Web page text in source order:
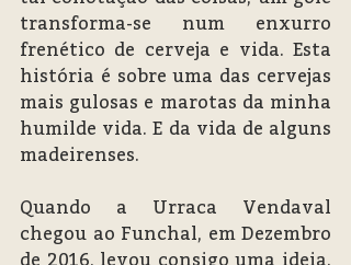
transforma-se num enxurro
frenético de cerveja e vida. Esta
história é sobre uma das cervejas
mais gulosas e marotas da minha
humilde vida. E da vida de alguns
madeirenses.
Quando a Urraca Vendaval
chegou ao Funchal, em Dezembro
de 2016, levou consigo uma ideia.